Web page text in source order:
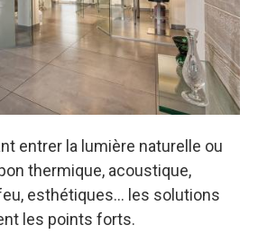
entrer la lumière naturelle ou
thermique, acoustique,
esthétiques… les solutions
les points forts.